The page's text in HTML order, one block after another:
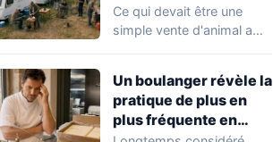
violente agression par
des gens du voyage
Ce qui devait être une
simple vente d'animal a
Un boulanger révèle la
pratique de plus en
plus fréquente en